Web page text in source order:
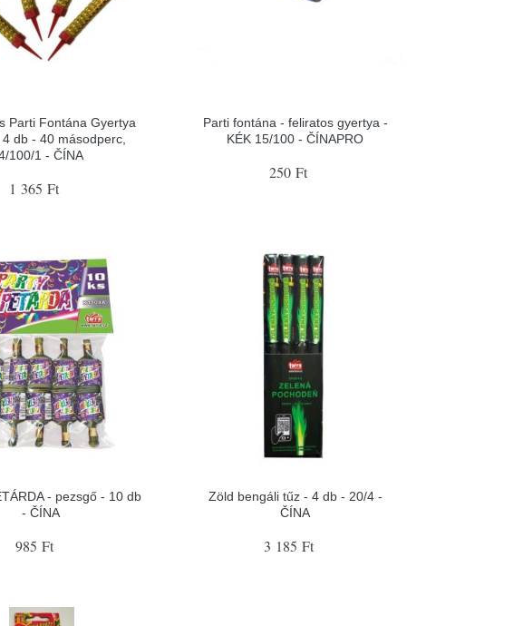
Parti Fontána Gyertya
db - 40 másodperc,
100/1 - ČÍNA
1 365 Ft
Parti fontána - feliratos gyertya -
KÉK 15/100 - ČÍNAPRO
250 Ft
- pezsgő - 10 db
- ČÍNA
985 Ft
Zöld bengáli tűz - 4 db - 20/4 -
ČÍNA
3 185 Ft